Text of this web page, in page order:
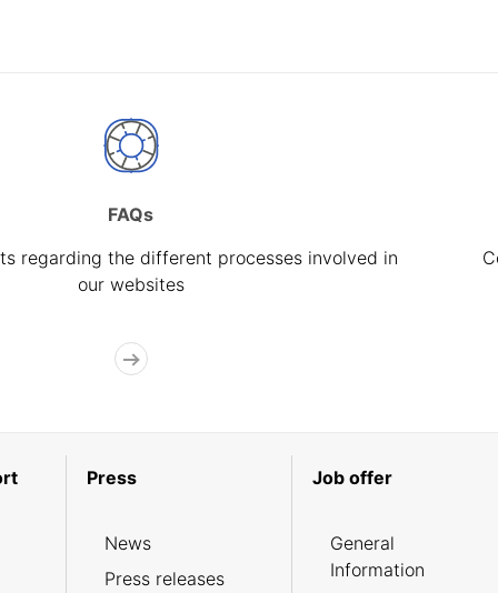
FAQs
regarding the different processes involved in
our websites
Press
News
Press releases
Job offer
General
Information